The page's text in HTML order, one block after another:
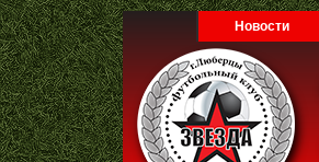
Новости